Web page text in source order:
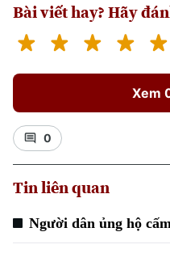
Bài viết hay? Hãy
Xem
0
Tin liên quan
Người dân ủng hộ